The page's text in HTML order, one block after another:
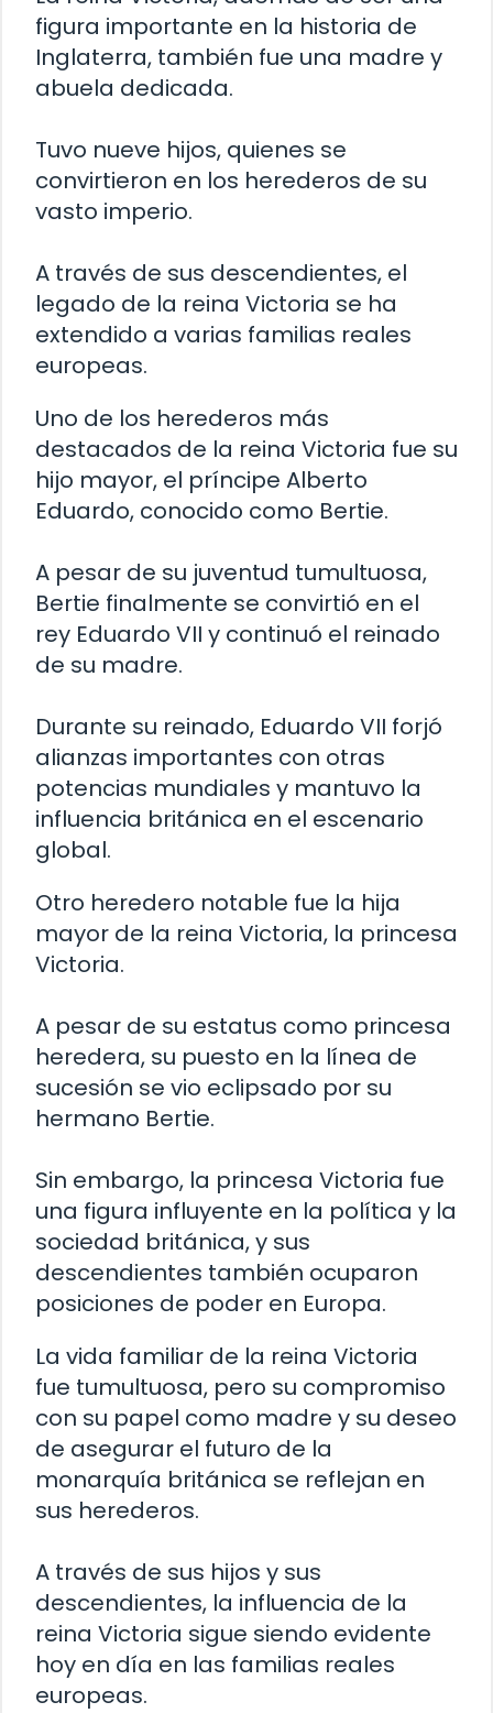
figura importante en la historia de
Inglaterra, también fue una madre y
abuela dedicada.
Tuvo nueve hijos, quienes se
convirtieron en los herederos de su
vasto imperio.
A través de sus descendientes, el
legado de la reina Victoria se ha
extendido a varias familias reales
europeas.
Uno de los herederos más
destacados de la reina Victoria fue su
hijo mayor, el príncipe Alberto
Eduardo, conocido como Bertie.
A pesar de su juventud tumultuosa,
Bertie finalmente se convirtió en el
rey Eduardo VII y continuó el reinado
de su madre.
Durante su reinado, Eduardo VII forjó
alianzas importantes con otras
potencias mundiales y mantuvo la
influencia británica en el escenario
global.
Otro heredero notable fue la hija
mayor de la reina Victoria, la princesa
Victoria.
A pesar de su estatus como princesa
heredera, su puesto en la línea de
sucesión se vio eclipsado por su
hermano Bertie.
Sin embargo, la princesa Victoria fue
una figura influyente en la política y la
sociedad británica, y sus
descendientes también ocuparon
posiciones de poder en Europa.
La vida familiar de la reina Victoria
fue tumultuosa, pero su compromiso
con su papel como madre y su deseo
de asegurar el futuro de la
monarquía británica se reflejan en
sus herederos.
A través de sus hijos y sus
descendientes, la influencia de la
reina Victoria sigue siendo evidente
hoy en día en las familias reales
europeas.